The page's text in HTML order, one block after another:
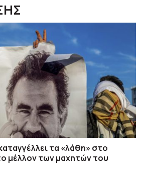
τα «λάθη» στο
μέλλον των μαχητών του